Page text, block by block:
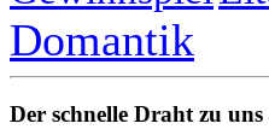
Domantik
Der schnelle Draht zu uns